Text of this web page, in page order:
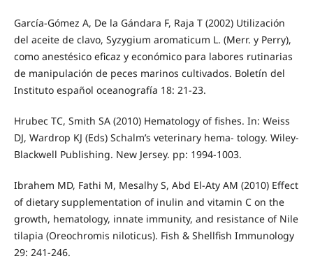
García-Gómez A, De la Gándara F, Raja T (2002) Utilización
del aceite de clavo, Syzygium aromaticum L. (Merr. y Perry),
como anestésico eficaz y económico para labores rutinarias
de manipulación de peces marinos cultivados. Boletín del
Instituto español oceanografía 18: 21-23.
Hrubec TC, Smith SA (2010) Hematology of fishes. In: Weiss
DJ, Wardrop KJ (Eds) Schalm’s veterinary hema- tology. Wiley-
Blackwell Publishing. New Jersey. pp: 1994-1003.
Ibrahem MD, Fathi M, Mesalhy S, Abd El-Aty AM (2010) Effect
of dietary supplementation of inulin and vitamin C on the
growth, hematology, innate immunity, and resistance of Nile
tilapia (Oreochromis niloticus). Fish & Shellfish Immunology
29: 241-246.